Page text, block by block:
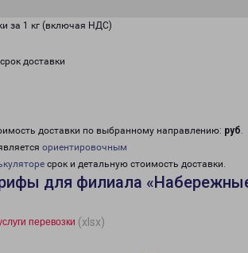
за 1 кг (включая НДС)
доставки
доставки по выбранному направлению: руб.
ориентировочным
срок и детальную стоимость доставки.
для филиала
перевозки (xlsx)